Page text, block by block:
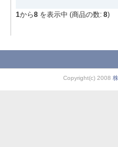
1から8 を表示中 (商品の数: 8)
Copyright(c) 2008